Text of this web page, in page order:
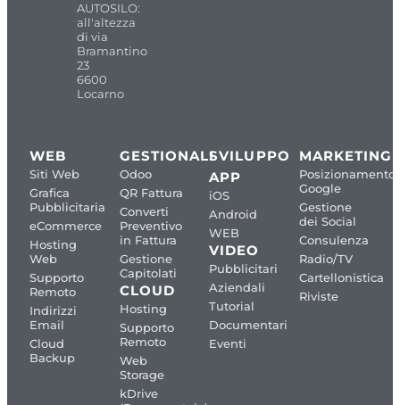
AUTOSILO:
all'altezza
di via
Bramantino
23
6600
Locarno
WEB
Siti Web
Grafica
Pubblicitaria
eCommerce
Hosting
Web
Supporto
Remoto
Indirizzi
Email
Cloud
Backup
GESTIONALI
Odoo
QR Fattura
Converti
Preventivo
in Fattura
Gestione
Capitolati
CLOUD
Hosting
Supporto
Remoto
Web
Storage
kDrive
SVILUPPO
APP
iOS
Android
WEB
VIDEO
Pubblicitari
Aziendali
Tutorial
Documentari
Eventi
MARKETING
Posizionamento
Google
Gestione
dei Social
Consulenza
Radio/TV
Cartellonistica
Riviste